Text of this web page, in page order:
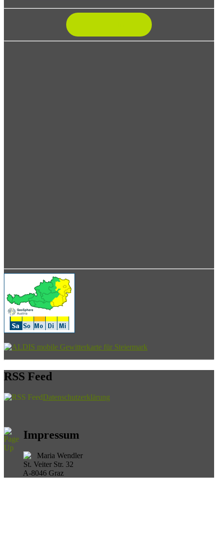
RSS Feed
Datenschutzerklärung
Impressum
Maria Wendler
St. Veiter Str. 32
A-8046 Graz